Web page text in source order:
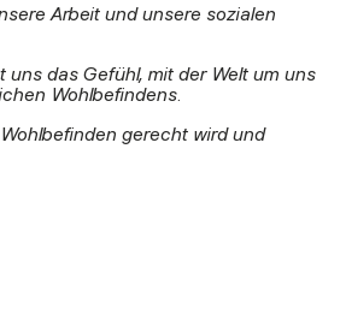
Arbeit und unsere sozialen
das Gefühl, mit der Welt um uns
Wohlbefindens.
gerecht wird und